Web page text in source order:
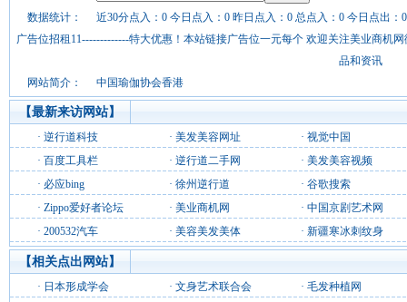
数据统计：
近30分点入：0 今日点入：0 昨日点入：0 总点入：0 今日点出：
广告位招租11-------------特大优惠！本站链接广告位一元每个 欢迎关注美业商机
品和资讯
网站简介：
中国瑜伽协会香港
【最新来访网站】
· 逆行道科技 · 美发美容网址 · 视觉中国
· 百度工具栏 · 逆行道二手网 · 美发美容视频
· 必应bing · 徐州逆行道 · 谷歌搜索
· Zippo爱好者论坛 · 美业商机网 · 中国京剧艺术网
· 200532汽车 · 美容美发美体 · 新疆寒冰刺纹身
【相关点出网站】
· 日本形成学会 · 文身艺术联合会 · 毛发种植网